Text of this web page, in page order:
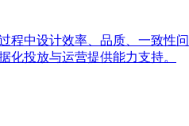
中设计效率、品质、一致性
化投放与运营提供能力支持。